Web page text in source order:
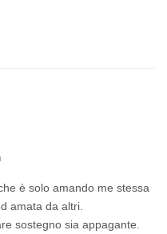
è solo amando me stessa
amata da altri.
sostegno sia appagante.